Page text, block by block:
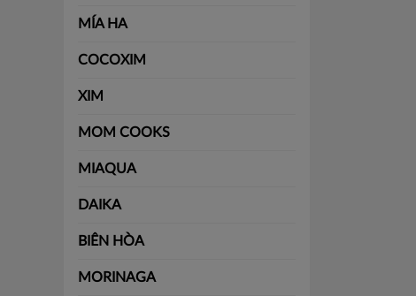
MÍA HA
COCOXIM
XIM
MOM COOKS
MIAQUA
DAIKA
BIÊN HÒA
MORINAGA